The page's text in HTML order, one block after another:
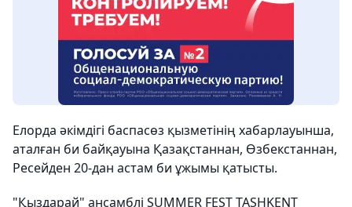
Елорда әкімдігі баспасөз қызметінің хабарлауынша,
аталған би байқауына Қазақстаннан, Өзбекстаннан,
Ресейден 20-дан астам би ұжымы қатысты.
"Қыздарай" ансамблі SUMMER FEST TASHKENT